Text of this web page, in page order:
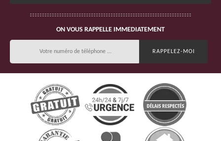
ON VOUS RAPPELLE IMMEDIATEMENT